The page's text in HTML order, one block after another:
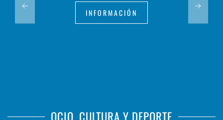
INFORMACIÓN
OCIO, CULTURA Y DEPORTE